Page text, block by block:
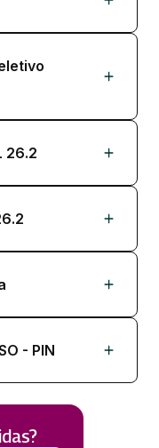
26.2
- PIN